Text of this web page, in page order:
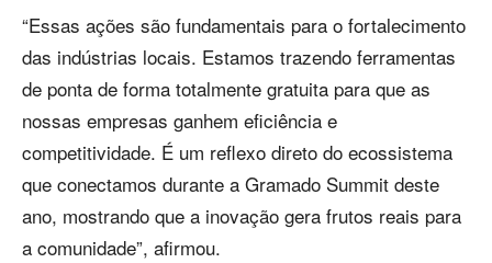
“Essas ações são fundamentais para o fortalecimento
das indústrias locais. Estamos trazendo ferramentas
de ponta de forma totalmente gratuita para que as
nossas empresas ganhem eficiência e
competitividade. É um reflexo direto do ecossistema
que conectamos durante a Gramado Summit deste
ano, mostrando que a inovação gera frutos reais para
a comunidade”, afirmou.